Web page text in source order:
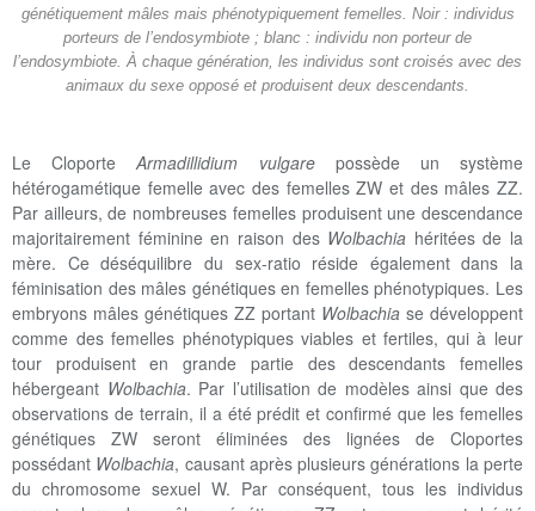
génétiquement mâles mais phénotypiquement femelles. Noir : individus
porteurs de l’endosymbiote ; blanc : individu non porteur de
l’endosymbiote. À chaque génération, les individus sont croisés avec des
animaux du sexe opposé et produisent deux descendants.
Le CloporteArmadillidium vulgarepossède un système
hétérogamétique femelle avec des femelles ZW et des mâles ZZ.
Par ailleurs, de nombreuses femelles produisent une descendance
majoritairement féminine en raison des Wolbachia héritées de la
mère. Ce déséquilibre du sex-ratio réside également dans la
féminisation des mâles génétiques en femelles phénotypiques. Les
embryons mâles génétiques ZZ portant Wolbachia se développent
comme des femelles phénotypiques viables et fertiles, qui à leur
tour produisent en grande partie des descendants femelles
hébergeant Wolbachia. Par l’utilisation de modèles ainsi que des
observations de terrain, il a été prédit et confirmé que les femelles
génétiques ZW seront éliminées des lignées de Cloportes
possédant Wolbachia, causant après plusieurs générations la perte
du chromosome sexuel W. Par conséquent, tous les individus